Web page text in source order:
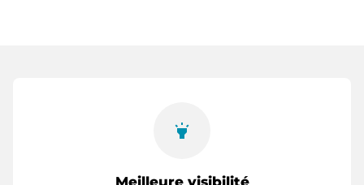
highlight